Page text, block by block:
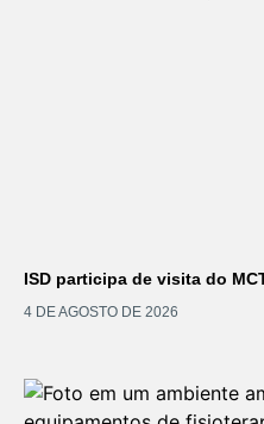
ISD participa de visita do
4 DE AGOSTO DE 2026